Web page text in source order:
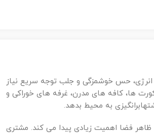
حس خوشمزگی و جلب توجه سریع نیاز
ها، کافه های مدرن، غرفه های خوراکی و
به محیط بدهد.
فضا اهمیت زیادی پیدا می کند. مشتری